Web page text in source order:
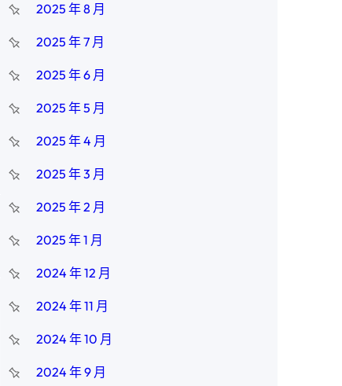
2025 年 8 月
2025 年 7 月
2025 年 6 月
2025 年 5 月
2025 年 4 月
2025 年 3 月
2025 年 2 月
2025 年 1 月
2024 年 12 月
2024 年 11 月
2024 年 10 月
2024 年 9 月